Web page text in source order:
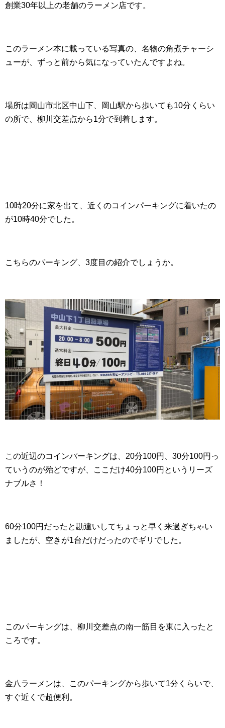
創業30年以上の老舗のラーメン店です。
このラーメン本に載っている写真の、名物の角煮チャーシ
ューが、ずっと前から気になっていたんですよね。
場所は岡山市北区中山下、岡山駅から歩いても10分くらい
の所で、柳川交差点から1分で到着します。
10時20分に家を出て、近くのコインパーキングに着いたの
が10時40分でした。
こちらのパーキング、3度目の紹介でしょうか。
この近辺のコインパーキングは、20分100円、30分100円っ
ていうのが殆どですが、ここだけ40分100円というリーズ
ナブルさ！
60分100円だったと勘違いしてちょっと早く来過ぎちゃい
ましたが、空きが1台だけだったのでギリでした。
このパーキングは、柳川交差点の南一筋目を東に入ったと
ころです。
金八ラーメンは、このパーキングから歩いて1分くらいで、
すぐ近くで超便利。